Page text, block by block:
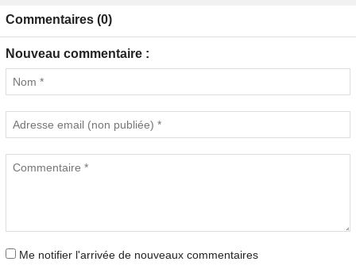
Commentaires (0)
Nouveau commentaire :
Me notifier l'arrivée de nouveaux commentaires